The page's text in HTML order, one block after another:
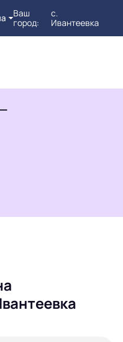
Ваш
город:
с.
Ивантеевка